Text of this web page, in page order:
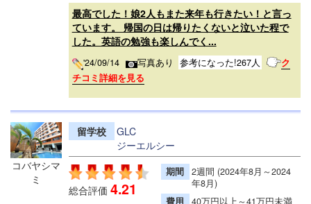
最高でした！娘2人もまた来年も行きたい！と言っ
ています。 帰国の日は帰りたくないと泣いた程で
した。英語の勉強も楽しんでく...
'24/09/14 写真あり 参考になった!267人
ク
チコミ詳細を見る
コバヤシマ
ミ
留学校
GLC
ジーエルシー
総合評価 4.21
期間
2週間 (2024年8月～2024
年8月)
費用
40万円以上～41万円未満